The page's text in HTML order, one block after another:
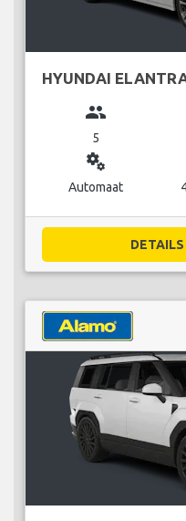
HYUNDAI
group
5
miscellaneous_services
Automaat